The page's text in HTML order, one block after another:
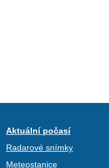
Aktuální počasí
Radarové snímky
Meteostanice